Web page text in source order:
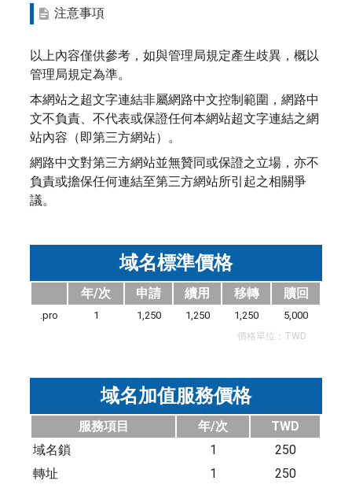
注意事項
以上內容僅供參考，如與管理局規定產生歧異，概以
管理局規定為準。
本網站之超文字連結非屬網路中文控制範圍，網路中
文不負責、不代表或保證任何本網站超文字連結之網
站內容（即第三方網站）。
網路中文對第三方網站並無贊同或保證之立場，亦不
負責或擔保任何連結至第三方網站所引起之相關爭
議。
域名標準價格
年/次 申請 續用 移轉 贖回
.pro 1 1,250 1,250 1,250 5,000
價格單位：TWD
域名加值服務價格
服務項目 年/次
TWD
域名鎖
1
250
轉址
1
250